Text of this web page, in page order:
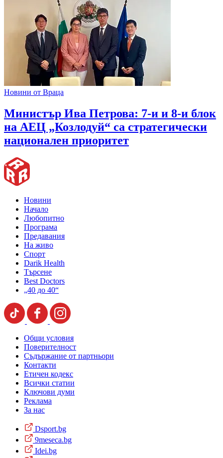
Новини от Враца
Министър Ива Петрова: 7-и и 8-и блок
на АЕЦ „Козлодуй“ са стратегически
национален приоритет
Новини
Начало
Любопитно
Програма
Предавания
На живо
Спорт
Darik Health
Търсене
Best Doctors
„40 до 40“
Общи условия
Поверителност
Съдържание от партньори
Контакти
Етичен кодекс
Всички статии
Ключови думи
Реклама
За нас
Dsport.bg
9meseca.bg
Idei.bg